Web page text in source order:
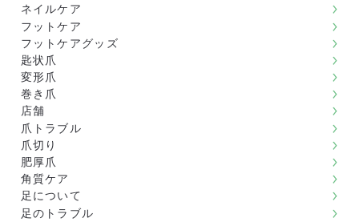
ネイルケア
フットケア
フットケアグッズ
匙状爪
変形爪
巻き爪
店舗
爪トラブル
爪切り
肥厚爪
角質ケア
足について
足のトラブル